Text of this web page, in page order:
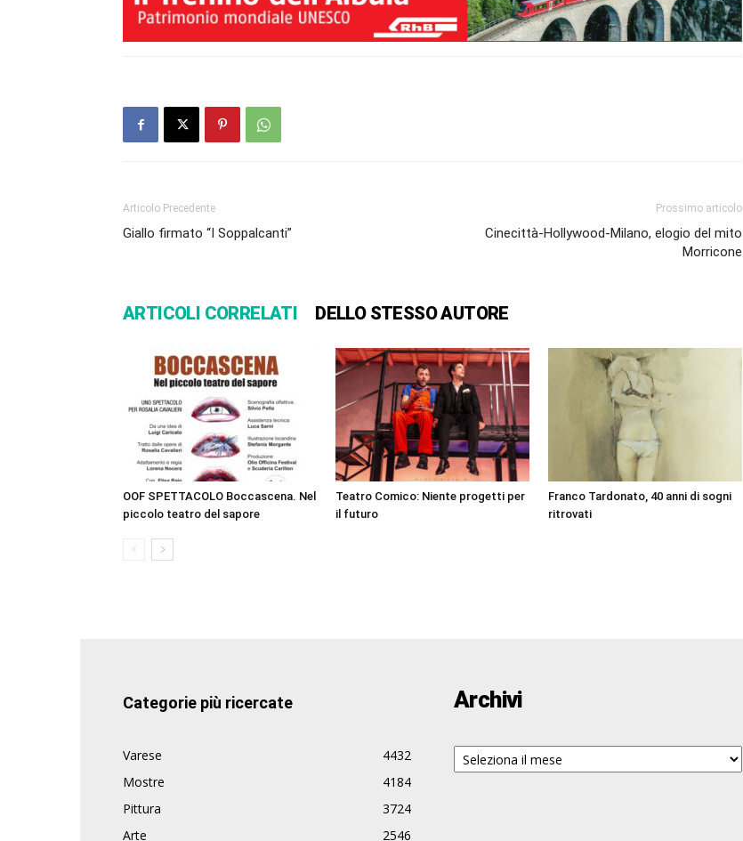
Articolo Precedente
Giallo firmato “I Soppalcanti”
Prossimo articolo
Cinecittà-Hollywood-Milano, elogio del mito
Morricone
ARTICOLI CORRELATI DELLO STESSO AUTORE
OOF SPETTACOLO Boccascena. Nel
piccolo teatro del sapore
Teatro Comico: Niente progetti per
il futuro
Franco Tardonato, 40 anni di sogni
ritrovati
Categorie più ricercate
Varese
4432
Mostre
4184
Pittura
3724
Arte
2546
Archivi
Archivi